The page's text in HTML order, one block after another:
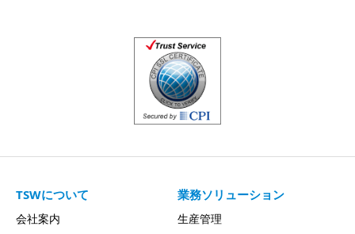
TSWについて
会社案内
業務ソリューション
生産管理